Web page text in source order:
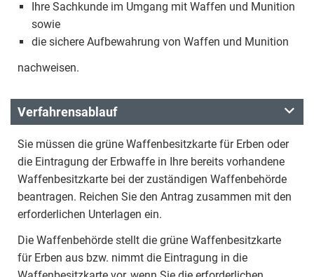
Ihre Sachkunde im Umgang mit Waffen und Munition
sowie
die sichere Aufbewahrung von Waffen und Munition
nachweisen.
Verfahrensablauf
Sie müssen die grüne Waffenbesitzkarte für Erben oder
die Eintragung der Erbwaffe in Ihre bereits vorhandene
Waffenbesitzkarte bei der zuständigen Waffenbehörde
beantragen. Reichen Sie den Antrag zusammen mit den
erforderlichen Unterlagen ein.
Die Waffenbehörde stellt die grüne Waffenbesitzkarte
für Erben aus bzw. nimmt die Eintragung in die